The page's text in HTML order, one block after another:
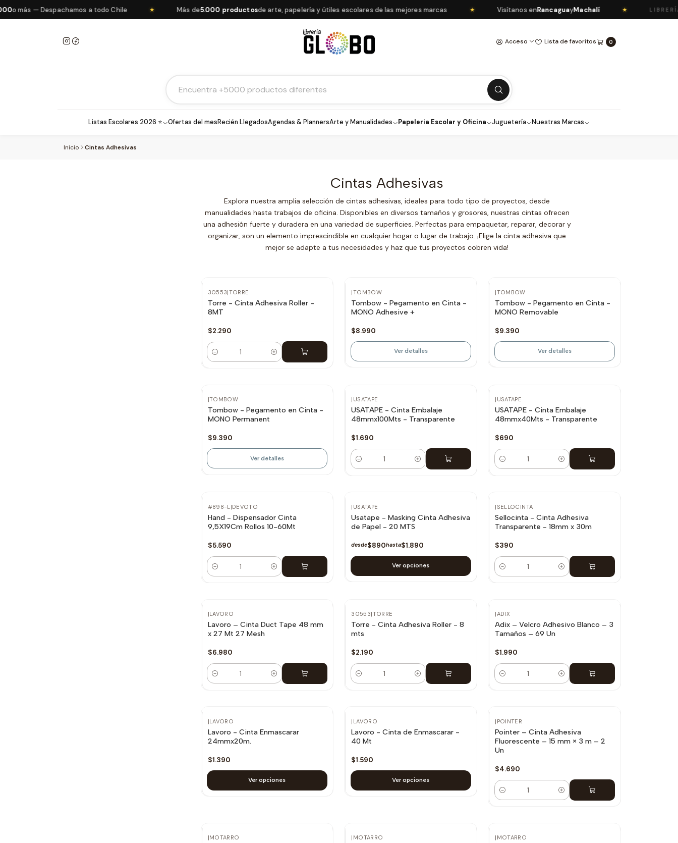
o más — Despachamos a todo Chile Más de5.000 productosde arte, papelería y útiles escolares de las mejores marcas Visítanos enRancaguayMachalí LIBRERÍA
Acceso Lista de favoritos 0
Listas Escolares 2026 ⭐ Ofertas del mesRecién LlegadosAgendas & PlannersArte y Manualidades Papeleria Escolar y Oficina Juguetería Nuestras Marcas
Inicio Cintas Adhesivas
Cintas Adhesivas
Explora nuestra amplia selección de cintas adhesivas, ideales para todo tipo de proyectos, desde
manualidades hasta trabajos de oficina. Disponibles en diversos tamaños y grosores, nuestras cintas ofrecen
una adhesión fuerte y duradera en una variedad de superficies. Perfectas para empaquetar, reparar, decorar y
organizar, son un elemento imprescindible en cualquier hogar o lugar de trabajo. ¡Elige la cinta adhesiva que
mejor se adapte a tus necesidades y haz que tus proyectos cobren vida!
30553|TORRE
Torre - Cinta Adhesiva Roller -
8MT
$2.290
Cantidad
No disponible
|TOMBOW
Tombow - Pegamento en Cinta -
MONO Adhesive +
$8.990
Ver detalles
No disponible
|TOMBOW
Tombow - Pegamento en Cinta -
MONO Removable
$9.390
Ver detalles
No disponible
|TOMBOW
Tombow - Pegamento en Cinta -
MONO Permanent
$9.390
Ver detalles
| USATAPE
USATAPE - Cinta Embalaje
48mmx100Mts - Transparente
$1.690
Cantidad
| USATAPE
USATAPE - Cinta Embalaje
48mmx40Mts - Transparente
$690
Cantidad
#898-L |DEVOTO
Hand - Dispensador Cinta
9,5X19Cm Rollos 10-60Mt
$5.590
Cantidad
| USATAPE
Usatape - Masking Cinta Adhesiva
de Papel - 20 MTS
desde$890hasta$1.890
Ver opciones
|SELLOCINTA
Sellocinta - Cinta Adhesiva
Transparente - 18mm x 30m
$390
Cantidad
|LAVORO
Lavoro – Cinta Duct Tape 48 mm
x 27 Mt 27 Mesh
$6.980
Cantidad
30553|TORRE
Torre - Cinta Adhesiva Roller - 8
mts
$2.190
Cantidad
|ADIX
Adix – Velcro Adhesivo Blanco – 3
Tamaños – 69 Un
$1.990
Cantidad
|LAVORO
Lavoro - Cinta Enmascarar
24mmx20m.
$1.390
Ver opciones
| LAVORO
Lavoro - Cinta de Enmascarar -
40 Mt
$1.590
Ver opciones
| POINTER
Pointer – Cinta Adhesiva
Fluorescente – 15 mm × 3 m – 2
Un
$4.690
Cantidad
|MOTARRO | MOTARRO | MOTARRO